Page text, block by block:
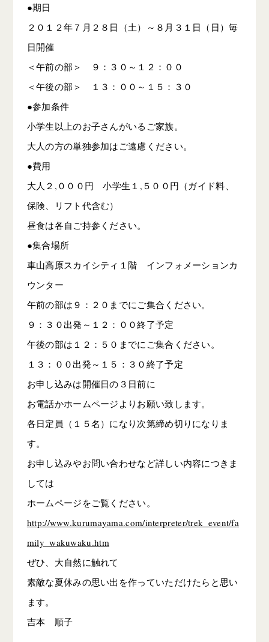
●期日
２０１２年７月２８日（土）～８月３１日（日）毎
日開催
＜午前の部＞ ９：３０～１２：００
＜午後の部＞ １３：００～１５：３０
●参加条件
小学生以上のお子さんがいるご家族。
大人の方の単独参加はご遠慮ください。
●費用
大人２,０００円 小学生１,５００円（ガイド料、
保険、リフト代含む）
昼食は各自ご持参ください。
●集合場所
車山高原スカイシティ１階 インフォメーションカ
ウンター
午前の部は９：２０までにご集合ください。
９：３０出発～１２：００終了予定
午後の部は１２：５０までにご集合ください。
１３：００出発～１５：３０終了予定
お申し込みは開催日の３日前に
お電話かホームページよりお願い致します。
各日定員（１５名）になり次第締め切りになりま
す。
お申し込みやお問い合わせなど詳しい内容につきま
しては
ホームページをご覧ください。
http://www.kurumayama.com/interpreter/trek_event/fa
mily_wakuwaku.htm
ぜひ、大自然に触れて
素敵な夏休みの思い出を作っていただけたらと思い
ます。
吉本 順子